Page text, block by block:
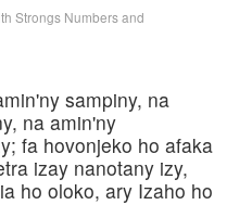
Strongs Numbers and
sampiny, na
na amin'ny
fa hovonjeko ho afaka
izay nanotany izy,
ho oloko, ary Izaho ho